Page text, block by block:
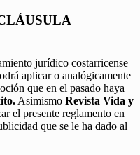
jurídico costarricense
aplicar o analógicamente
que en el pasado haya
Asimismo Revista Vida y
el presente reglamento en
que se le ha dado al